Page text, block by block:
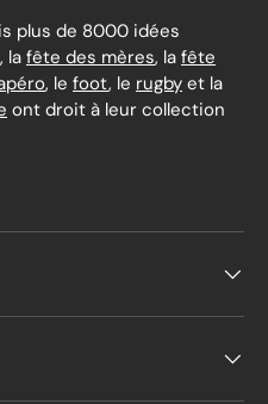
plus de 8000 idées
, la fête des mères, la fête
, le foot, le rugby et la
ont droit à leur collection